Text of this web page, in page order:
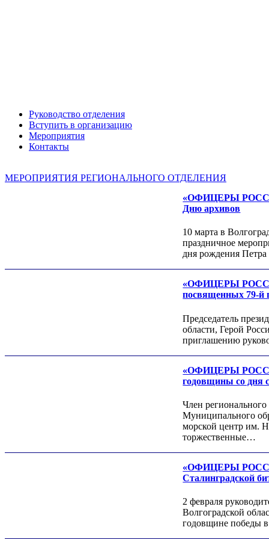
Руководство отделения
Вступить в организацию
Мероприятия
Контакты
МЕРОПРИЯТИЯ РЕГИОНАЛЬНОГО ОТДЕЛЕНИЯ
«ОФИЦЕРЫ
Дню архивов
10 марта в
праздничное
дня рождения
«ОФИЦЕРЫ
посвященных 79-й
Председатель
области, Герой
приглашению
«ОФИЦЕРЫ
годовщины со дня
Член
Муниципального
морской центр им.
торжественные…
«ОФИЦЕРЫ
Сталинградской
2 февраля
Волгоградской
годовщине победы